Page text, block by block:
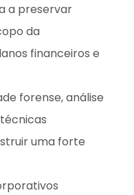
a preservar
da
financeiros e
forense, análise
uma forte